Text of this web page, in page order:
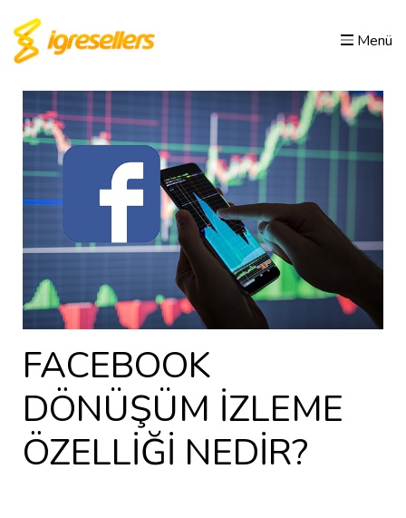
Menü
FACEBOOK
DÖNÜŞÜM İZLEME
ÖZELLİĞİ NEDİR?